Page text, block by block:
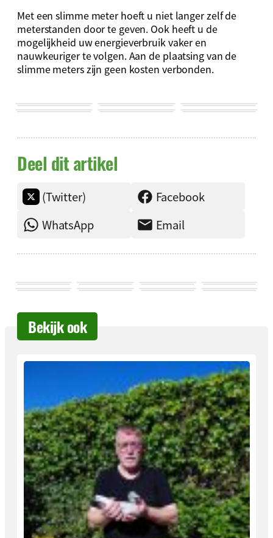
Met een slimme meter hoeft u niet langer zelf de
meterstanden door te geven. Ook heeft u de
mogelijkheid uw energieverbruik vaker en
nauwkeuriger te volgen. Aan de plaatsing van de
slimme meters zijn geen kosten verbonden.
Deel dit artikel
(Twitter)
Facebook
WhatsApp
Email
Bekijk ook